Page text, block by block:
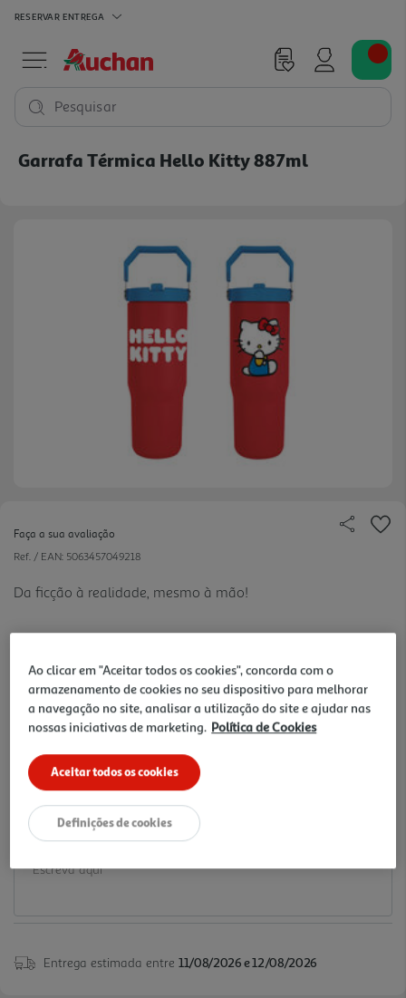
RESERVAR ENTREGA
Pesquisar
Garrafa Térmica Hello Kitty 887ml
Faça a sua avaliação
Ref. / EAN: 5063457049218
Da ficção à realidade, mesmo à mão!
14.99 €/un
-35%
14,99 €
Promoção:de 6/6/2026 a 31/8/2026
Notas de preparação
Entrega estimada entre 11/08/2026 e 12/08/2026
Ao clicar em "Aceitar todos os cookies", concorda com o
armazenamento de cookies no seu dispositivo para melhorar
a navegação no site, analisar a utilização do site e ajudar nas
nossas iniciativas de marketing. Política de Cookies
Aceitar todos os cookies
Definições de cookies